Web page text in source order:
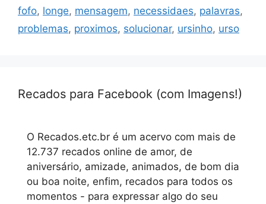
fofo, longe, mensagem, necessidaes, palavras,
problemas, proximos, solucionar, ursinho, urso
Recados para Facebook (com Imagens!)
O Recados.etc.br é um acervo com mais de
12.737 recados online de amor, de
aniversário, amizade, animados, de bom dia
ou boa noite, enfim, recados para todos os
momentos - para expressar algo do seu